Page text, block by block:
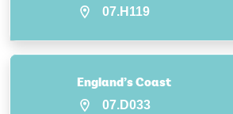
07.H119
England’s Coast
07.D033